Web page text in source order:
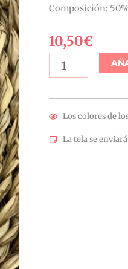
Composición:
10,50€
Loneta
Raya
Ancha
CoralLos colores de
La tela se